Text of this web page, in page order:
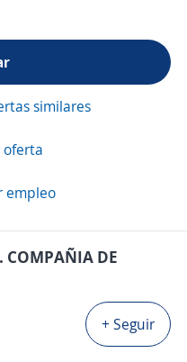
similares
oferta
empleo
COMPAÑIA DE
+ Seguir